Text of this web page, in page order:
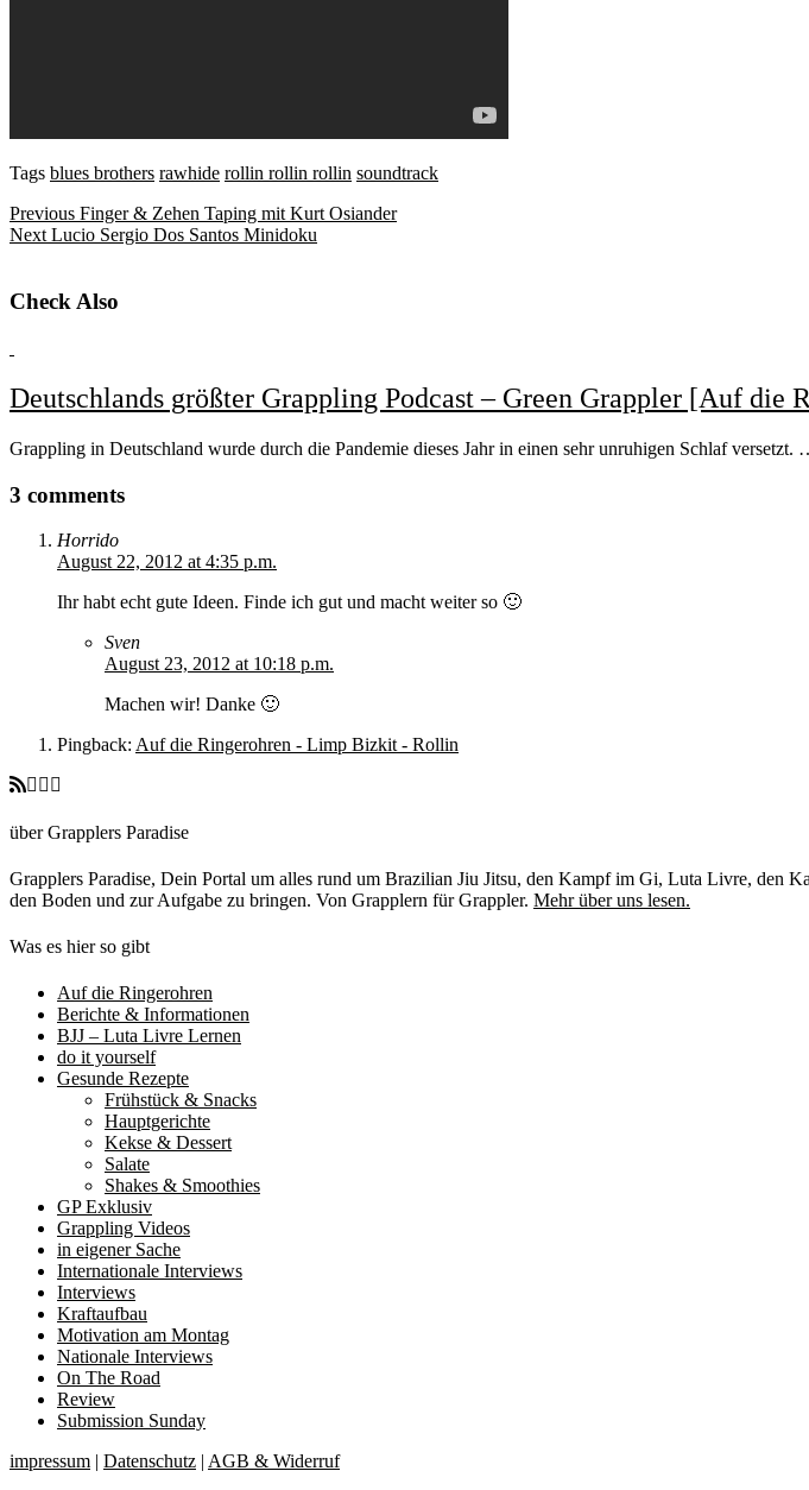
Tags blues brothers rawhide rollin rollin rollin soundtrack
Previous Finger & Zehen Taping mit Kurt Osiander
Next Lucio Sergio Dos Santos Minidoku
Check Also
Deutschlands größter Grappling Podcast – Green Grappler [Auf die
Grappling in Deutschland wurde durch die Pandemie dieses Jahr in einen sehr unruhigen Schlaf versetzt.
3 comments
Horrido
August 22, 2012 at 4:35 p.m.
Ihr habt echt gute Ideen. Finde ich gut und macht weiter so 🙂
Sven
August 23, 2012 at 10:18 p.m.
Machen wir! Danke 🙂
Pingback: Auf die Ringerohren - Limp Bizkit - Rollin
über Grapplers Paradise
Grapplers Paradise, Dein Portal um alles rund um Brazilian Jiu Jitsu, den Kampf im Gi, Luta Livre, den
den Boden und zur Aufgabe zu bringen. Von Grapplern für Grappler. Mehr über uns lesen.
Was es hier so gibt
Auf die Ringerohren
Berichte & Informationen
BJJ – Luta Livre Lernen
do it yourself
Gesunde Rezepte
Frühstück & Snacks
Hauptgerichte
Kekse & Dessert
Salate
Shakes & Smoothies
GP Exklusiv
Grappling Videos
in eigener Sache
Internationale Interviews
Interviews
Kraftaufbau
Motivation am Montag
Nationale Interviews
On The Road
Review
Submission Sunday
impressum | Datenschutz | AGB & Widerruf